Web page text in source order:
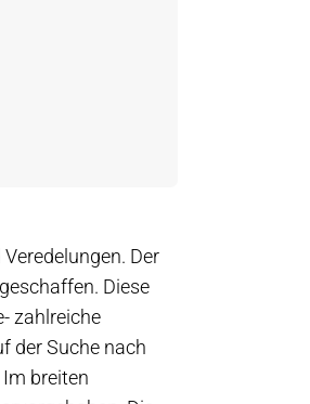
Der
Diese
zahlreiche
der Suche nach
breiten